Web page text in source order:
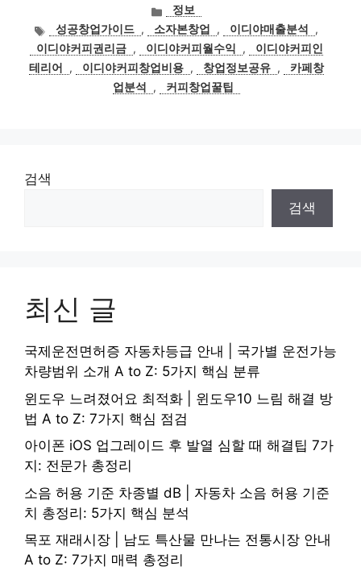
카
테
고
리
정보
태
그
성공창업가이드 , 소자본창업 , 이디야매출분석
,
이디야커피권리금 , 이디야커피월수익 ,
이디야커피인
테리어
, 이디야커피창업비용 , 창업정보공유 ,
카페창
업분석
, 커피창업꿀팁
검색
검색
최신 글
국제운전면허증 자동차등급 안내 | 국가별 운전가능
차량범위 소개 A to Z: 5가지 핵심 분류
윈도우 느려졌어요 최적화 | 윈도우10 느림 해결 방
법 A to Z: 7가지 핵심 점검
아이폰 iOS 업그레이드 후 발열 심할 때 해결팁 7가
지: 전문가 총정리
소음 허용 기준 차종별 dB | 자동차 소음 허용 기준
치 총정리: 5가지 핵심 분석
목포 재래시장 | 남도 특산물 만나는 전통시장 안내
A to Z: 7가지 매력 총정리